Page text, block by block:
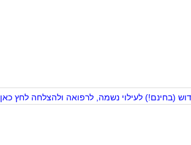
(בחינם!) לעילוי נשמה, לרפואה ולהצלחה לחץ כאן